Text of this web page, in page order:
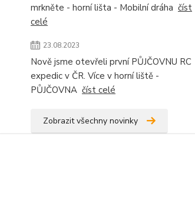
mrkněte - horní lišta - Mobilní dráha číst
celé
23.08.2023
Nově jsme otevřeli první PŮJČOVNU RC
expedic v ČR. Více v horní liště -
PŮJČOVNA číst celé
Zobrazit všechny novinky